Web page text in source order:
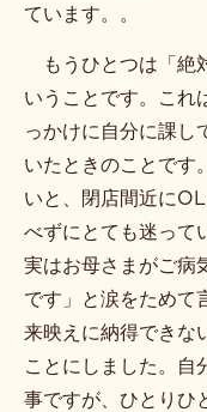
ています。。
もうひとつは「絶
いうことです。これ
っかけに自分に課し
いたときのことです
いと、閉店間近に
べずにとても迷って
実はお母さまがご病
です」と涙をためて
来映えに納得できな
ことにしました。自
事ですが、ひとりひ